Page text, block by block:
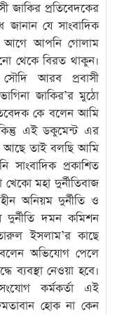
জাকির প্রতিবেদকের
যে সাংবাদিক
আগে আপনি গোলাম
থেকে বিরত থাকুন।
সৌদি আরব প্রবাসী
জাকির’র মুঠো
কে বলেন আমি
এই ডকুমেন্ট এর
তাই বলছি আমি
প্রকাশিত
মহা দুর্নীতিবাজ
অনিয়ম দুর্নীতি ও
দুর্নীতি দমন কমিশন
ইসলাম’র কাছে
অভিযোগ পেলে
ব্যবস্থা নেওয়া হবে।
কর্মকর্তা এই
হোক না কেন